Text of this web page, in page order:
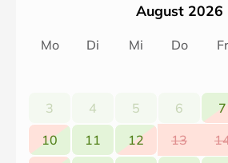
August 2026
Mo Di Mi Do Fr
3
4 5 6 7
10
11 12 13